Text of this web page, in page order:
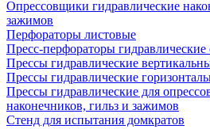
Опрессовщики гидравлические
зажимов
Перфораторы листовые
Пресс-перфораторы
Прессы гидравлические
Прессы гидравлические
Прессы гидравлические для
наконечников, гильз и зажимов
Стенд для испытания домкратов